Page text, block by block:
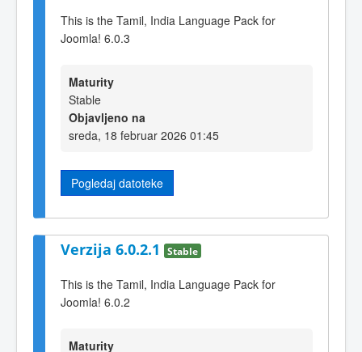
This is the Tamil, India Language Pack for
Joomla! 6.0.3
Maturity
Stable
Objavljeno na
sreda, 18 februar 2026 01:45
Pogledaj datoteke
Verzija 6.0.2.1 Stable
This is the Tamil, India Language Pack for
Joomla! 6.0.2
Maturity